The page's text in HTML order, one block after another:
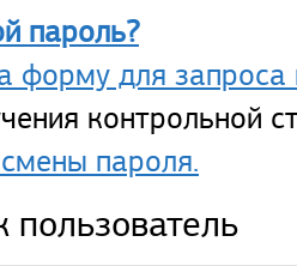
пароль?
форму для запроса
контрольной
пароля.
пользователь